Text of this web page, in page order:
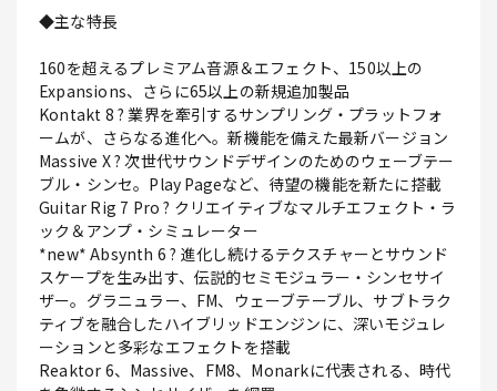
◆主な特長
160を超えるプレミアム音源＆エフェクト、150以上の
Expansions、さらに65以上の新規追加製品
Kontakt 8 ? 業界を牽引するサンプリング・プラットフォ
ームが、さらなる進化へ。新機能を備えた最新バージョン
Massive X ? 次世代サウンドデザインのためのウェーブテー
ブル・シンセ。Play Pageなど、待望の機能を新たに搭載
Guitar Rig 7 Pro ? クリエイティブなマルチエフェクト・ラ
ック＆アンプ・シミュレーター
*new* Absynth 6 ? 進化し続けるテクスチャーとサウンド
スケープを生み出す、伝説的セミモジュラー・シンセサイ
ザー。グラニュラー、FM、ウェーブテーブル、サブトラク
ティブを融合したハイブリッドエンジンに、深いモジュレ
ーションと多彩なエフェクトを搭載
Reaktor 6、Massive、FM8、Monarkに代表される、時代